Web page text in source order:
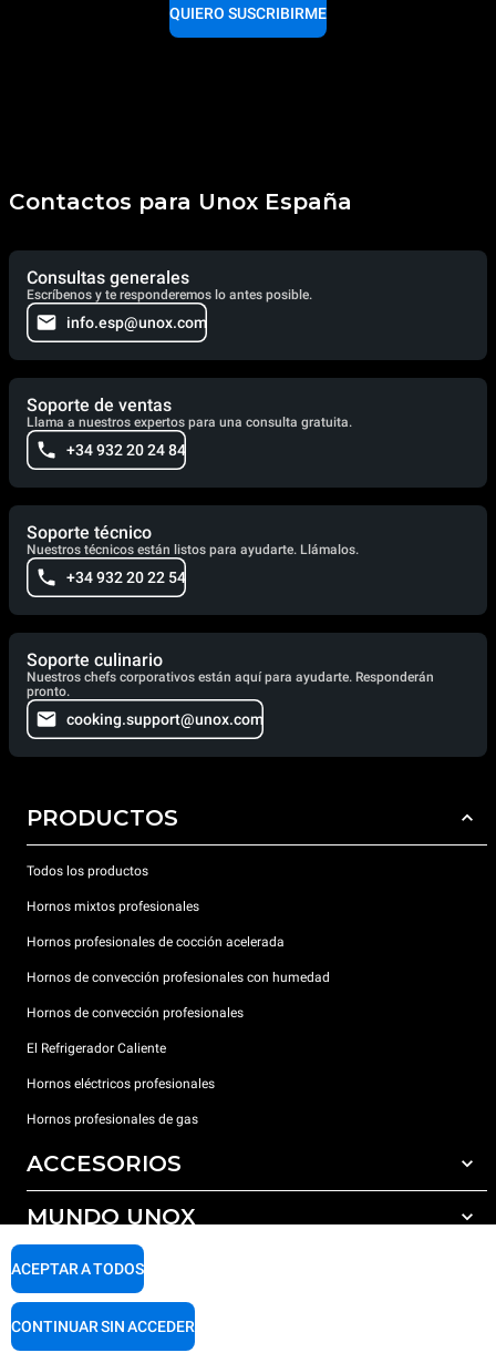
QUIERO SUSCRIBIRME
Contactos para Unox España
Consultas generales
Escríbenos y te responderemos lo antes posible.
info.esp@unox.com
Soporte de ventas
Llama a nuestros expertos para una consulta gratuita.
+34 932 20 24 84
Soporte técnico
Nuestros técnicos están listos para ayudarte. Llámalos.
+34 932 20 22 54
Soporte culinario
Nuestros chefs corporativos están aquí para ayudarte. Responderán
pronto.
cooking.support@unox.com
PRODUCTOS
Todos los productos
Hornos mixtos profesionales
Hornos profesionales de cocción acelerada
Hornos de convección profesionales con humedad
Hornos de convección profesionales
El Refrigerador Caliente
Hornos eléctricos profesionales
Hornos profesionales de gas
ACCESORIOS
Todos los accesorios
Detergentes para lavado automático
Detergentes para lavado manual
Tratamiento de agua con filtros de resina
MUNDO UNOX
Nuestras sedes en el mundo
SOPORTE
Garantía Unox
ACEPTAR A TODOS
CONTINUAR SIN ACCEDER